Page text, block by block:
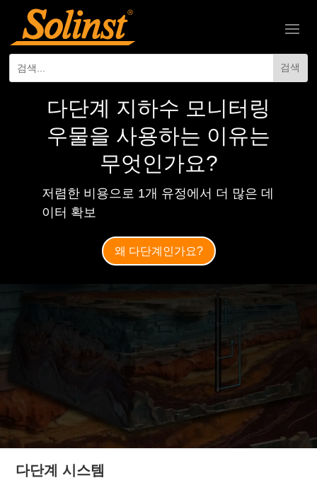
다단계 지하수 모니터링
우물을 사용하는 이유는
무엇인가요?
저렴한 비용으로 1개 유정에서 더 많은 데
이터 확보
왜 다단계인가요?
다단계 시스템